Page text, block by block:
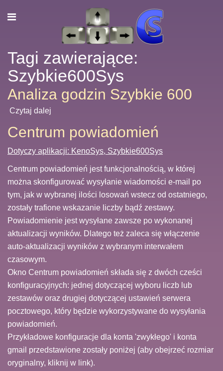
Tagi zawierające:
Szybkie600Sys
Analiza godzin Szybkie 600
Czytaj dalej
Centrum powiadomień
Dotyczy aplikacji: KenoSys, Szybkie600Sys
Centrum powiadomień jest funkcjonalnością, w której
można skonfigurować wysyłanie wiadomości e-mail po
tym, jak w wybranej ilości losowań wstecz od ostatniego,
zostały trafione wskazanie liczby bądź zestawy.
Powiadomienie jest wysyłane zawsze po wykonanej
aktualizacji wyników. Dlatego też zaleca się włączenie
auto-aktualizacji wyników z wybranym interwałem
czasowym.
Okno Centrum powiadomień składa się z dwóch cześci
konfiguracyjnych: jednej dotyczącej wyboru liczb lub
zestawów oraz drugiej dotyczącej ustawień serwera
pocztowego, który będzie wykorzystywane do wysyłania
powiadomień.
Przykładowe konfiguracje dla konta 'zwykłego' i konta
gmail przedstawione zostały poniżej (aby obejrzeć rozmiar
oryginalny, kliknij w link).